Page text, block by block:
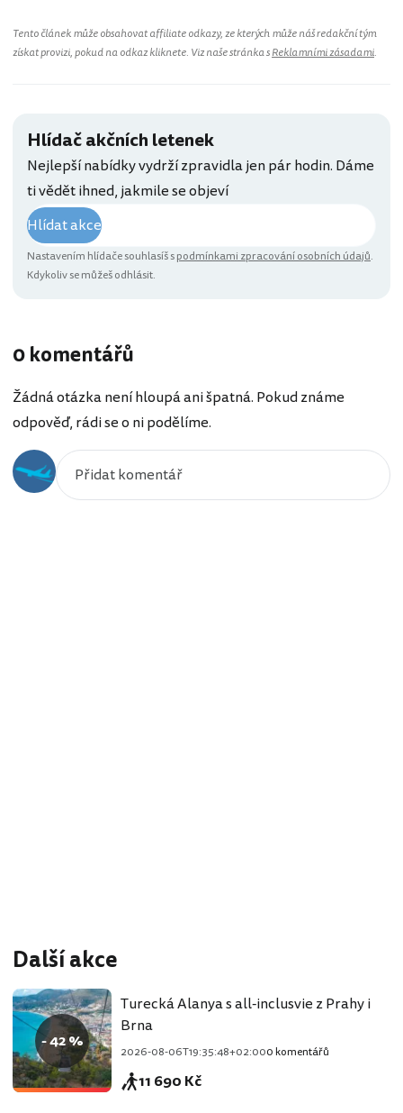
Tento článek může obsahovat affiliate odkazy, ze kterých může náš redakční tým
získat provizi, pokud na odkaz kliknete. Viz naše stránka sReklamními zásadami.
Hlídač akčních letenek
Nejlepší nabídky vydrží zpravidla jen pár hodin. Dáme
ti vědět ihned, jakmile se objeví
Hlídat akce
Nastavením hlídače souhlasíš spodmínkami zpracování osobních údajů.
Kdykoliv se můžeš odhlásit.
0 komentářů
Žádná otázka není hloupá ani špatná. Pokud známe
odpověď, rádi se o ni podělíme.
Další akce
- 42 %
Turecká Alanya s all-inclusvie z Prahy i
Brna
2026-08-06T19:35:48+02:000 komentářů
11 690 Kč